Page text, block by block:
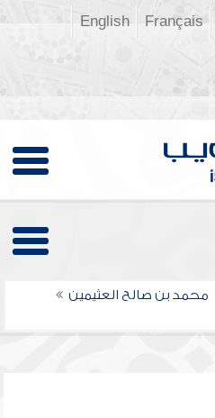
Français
English
محمد بن صالح العثيمين